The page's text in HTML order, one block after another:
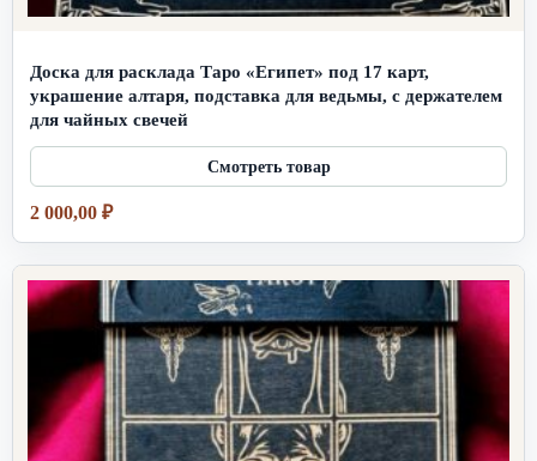
Доска для расклада Таро «Египет» под 17 карт,
украшение алтаря, подставка для ведьмы, с держателем
для чайных свечей
2 000,00 ₽